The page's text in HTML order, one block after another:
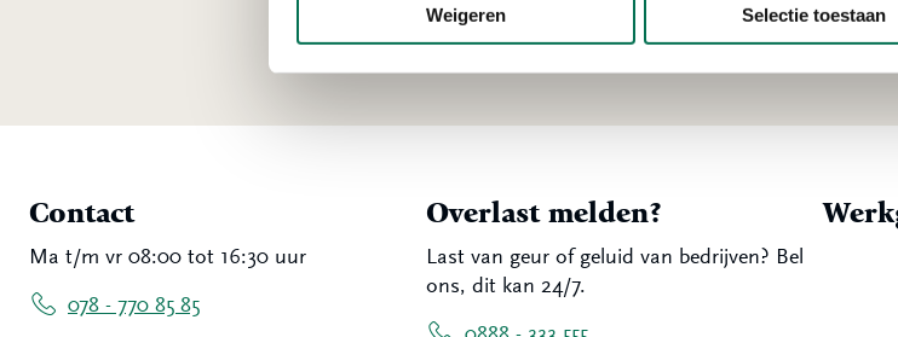
Weigeren Selectie toestaan
Contact
Ma t/m vr 08:00 tot 16:30 uur
078 - 770 85 85
Overlast melden?
Last van geur of geluid van bedrijven? Bel
ons, dit kan 24/7.